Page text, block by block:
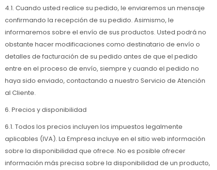
4.1. Cuando usted realice su pedido, le enviaremos un mensaje
confirmando la recepción de su pedido. Asimismo, le
informaremos sobre el envío de sus productos. Usted podrá no
obstante hacer modificaciones como destinatario de envío o
detalles de facturación de su pedido antes de que el pedido
entre en el proceso de envío, siempre y cuando el pedido no
haya sido enviado, contactando a nuestro Servicio de Atención
al Cliente.
6. Precios y disponibilidad
6.1. Todos los precios incluyen los impuestos legalmente
aplicables (IVA). La Empresa incluye en el sitio web información
sobre la disponibilidad que ofrece. No es posible ofrecer
información más precisa sobre la disponibilidad de un producto,